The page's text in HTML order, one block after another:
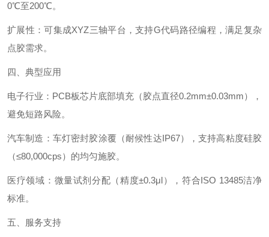
0℃至200℃。
扩展性‌：可集成XYZ三轴平台，支持G代码路径编程，满足复杂
点胶需求。
四、典型应用‌
电子行业‌：PCB板芯片底部填充（胶点直径0.2mm±0.03mm），
避免短路风险。
汽车制造‌：车灯密封胶涂覆（耐候性达IP67），支持高粘度硅胶
（≤80,000cps）的均匀施胶。
医疗领域‌：微量试剂分配（精度±0.3μl），符合ISO 13485洁净
标准。
五、服务支持‌